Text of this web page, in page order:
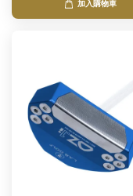
加入購物車